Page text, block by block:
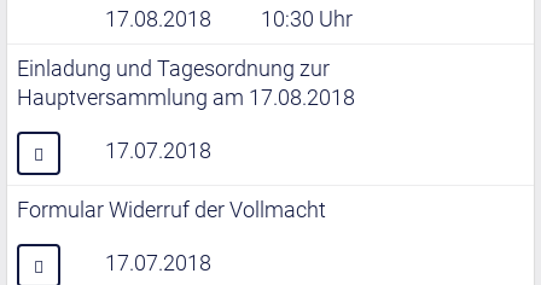
17.08.2018
10:30 Uhr
Einladung und Tagesordnung zur
Hauptversammlung am 17.08.2018
17.07.2018
Formular Widerruf der Vollmacht
17.07.2018